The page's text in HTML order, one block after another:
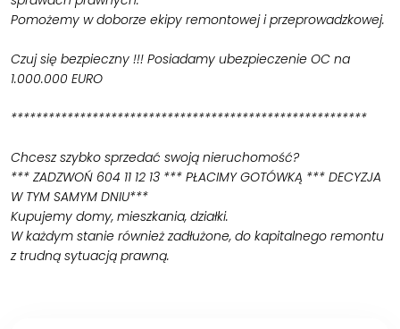
Pomożemy w doborze ekipy remontowej i przeprowadzkowej.
Czuj się bezpieczny !!! Posiadamy ubezpieczenie OC na
1.000.000 EURO
*********************************************************
Chcesz szybko sprzedać swoją nieruchomość?
*** ZADZWOŃ 604 11 12 13 *** PŁACIMY GOTÓWKĄ *** DECYZJA
W TYM SAMYM DNIU***
Kupujemy domy, mieszkania, działki.
W każdym stanie również zadłużone, do kapitalnego remontu
z trudną sytuacją prawną.